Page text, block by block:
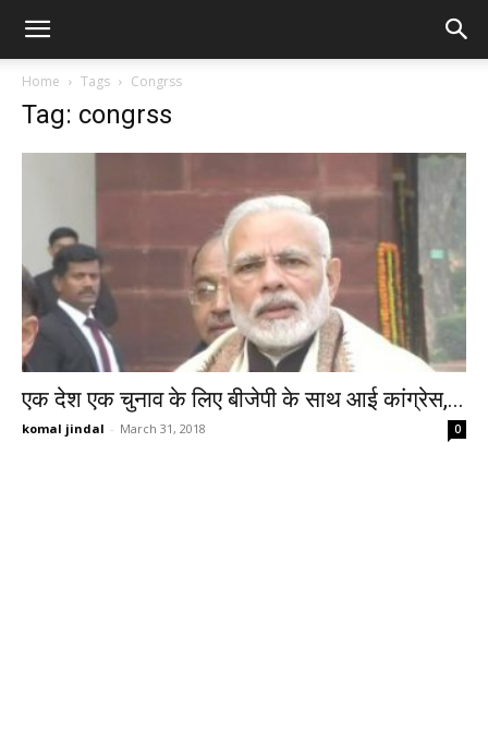
Home Tags Congrss
Tag: congrss
एक देश एक चुनाव के लिए बीजेपी के साथ आई कांग्रेस,...
komal jindal - March 31, 2018 0